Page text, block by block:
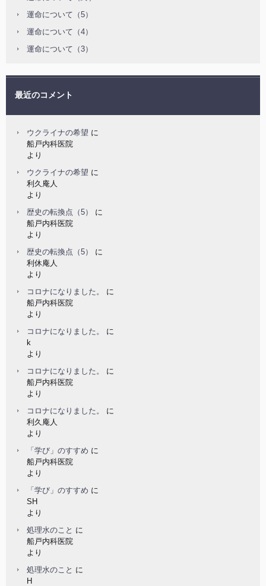
運命について（5）
運命について（4）
運命について（3）
最近のコメント
ウクライナの希望 に
船戸内科医院
より
ウクライナの希望 に
利久庵人
より
歴史の転換点（5）
に
船戸内科医院
より
歴史の転換点（5）
に
利休庵人
より
コロナになりました。
に
船戸内科医院
より
コロナになりました。
に
k
より
コロナになりました。
に
船戸内科医院
より
コロナになりました。
に
利久庵人
より
「学び」のすすめ に
船戸内科医院
より
「学び」のすすめ に
SH
より
処理水のこと に
船戸内科医院
より
処理水のこと に
H